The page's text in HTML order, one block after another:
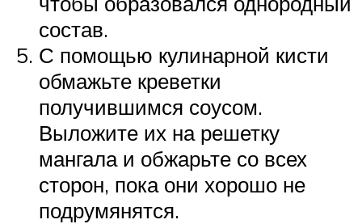
состав.
С помощью кулинарной кисти
обмажьте креветки
получившимся соусом.
Выложите их на решетку
мангала и обжарьте со всех
сторон, пока они хорошо не
подрумянятся.